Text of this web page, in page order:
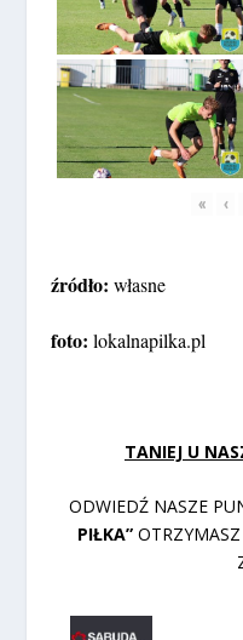
« ‹
źródło:własne
foto:lokalnapilka.pl
TANIEJ U
ODWIEDŹ NASZE
PIŁKA”